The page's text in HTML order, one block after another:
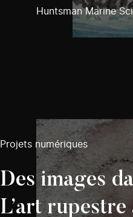
Huntsman Marine
Projets numériques
Des images
L’art rupestre